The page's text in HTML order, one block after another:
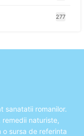
277
sanatatii romanilor.
naturiste,
sursa de referinta